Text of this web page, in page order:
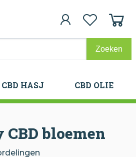
CBD HASJ CBD OLIE
CBD HASJ CBD OLIE
bloemen